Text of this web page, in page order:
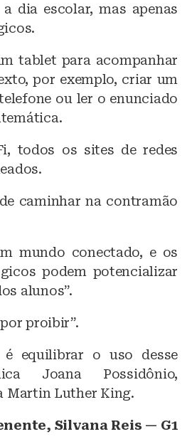
dia escolar, mas apenas
tablet para acompanhar
por exemplo, criar um
ou ler o enunciado
todos os sites de redes
caminhar na contramão
mundo conectado, e os
podem potencializar
alunos”.
proibir”.
é equilibrar o uso desse
Joana Possidônio,
Martin Luther King.
Silvana Reis — G1